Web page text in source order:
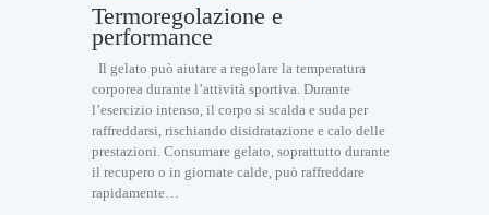
Termoregolazione e
performance
Il gelato può aiutare a regolare la temperatura
corporea durante l’attività sportiva. Durante
l’esercizio intenso, il corpo si scalda e suda per
raffreddarsi, rischiando disidratazione e calo delle
prestazioni. Consumare gelato, soprattutto durante
il recupero o in giornate calde, può raffreddare
rapidamente…